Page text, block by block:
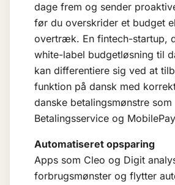
dage frem og sender
før du overskrider et budget
overtræk. En fintech-startup,
white-label budgetløsning til
kan differentiere sig ved at
funktion på dansk med
danske betalingsmønstre som
Betalingsservice og
Automatiseret opsparing
Apps som Cleo og Digit
forbrugsmønster og flytter